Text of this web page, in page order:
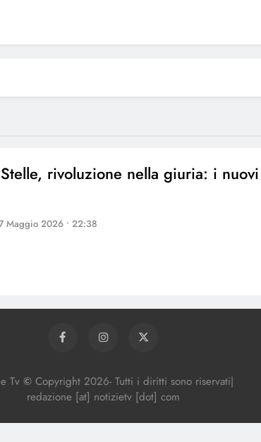
rivoluzione nella giuria: i nuovi
Maggio 2026 • 22:38
Tv ©Copyright2026- Tutti i diritti sono riservati|
redazione [at] notizietv [dot] com